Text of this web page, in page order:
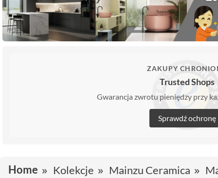
ZAKUPY
Trusted Shops
Gwarancja zwrotu pieniędzy przy
Sprawdź ochronę
Home Kolekcje Mainzu Ceramica